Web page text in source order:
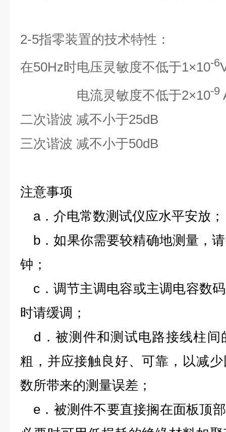
2-5指零装置的技术特性：
在50Hz时电压灵敏度不低于1×10-6
电流灵敏度不低于2×10-9
二次谐波 减不小于25dB
三次谐波 减不小于50dB
注意事项
a．介电常数测试仪应水平安放；
b．如果你需要较精确地测量，
钟；
c．调节主调电容或主调电容数
时请缓调；
d．被测件和测试电路接线柱间
粗，并应接触良好、可靠，以减
数所带来的测量误差；
e．被测件不要直接搁在面板顶